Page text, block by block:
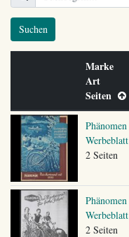
Suchen
Marke
Art
Seiten
Phänomen
Werbeblatt
2 Seiten
Phänomen
Werbeblatt
2 Seiten